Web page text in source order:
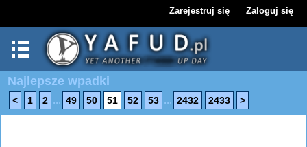
Zarejestruj się Zaloguj się
Najlepsze wpadki
< 1 2 ... 49 50 51 52 53 ... 2432 2433 >